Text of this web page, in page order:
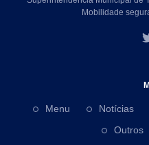
Mobilidade
Menu Notícias
Outros